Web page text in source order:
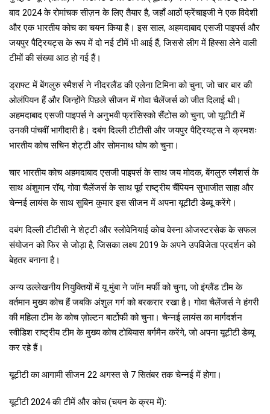
बाद 2024 के रोमांचक सीज़न के लिए तैयार है, जहाँ आठों फ्रेंचाइजी ने एक विदेशी
और एक भारतीय कोच का चयन किया है। इस साल, अहमदाबाद एसजी पाइपर्स और
जयपुर पैट्रियट्स के रूप में दो नई टीमें भी आई हैं, जिससे लीग में हिस्सा लेने वाली
टीमों की संख्या आठ हो गई हैं।
ड्राफ्ट में बेंगलुरु स्मैशर्स ने नीदरलैंड की एलेना टिमिना को चुना, जो चार बार की
ओलंपियन हैं और जिन्होंने पिछले सीजन में गोवा चैलेंजर्स को जीत दिलाई थी।
अहमदाबाद एसजी पाइपर्स ने अनुभवी फ्रांसिस्को सैंटोस को चुना, जो यूटीटी में
उनकी पांचवीं भागीदारी है। दबंग दिल्ली टीटीसी और जयपुर पैट्रियट्स ने क्रमशः
भारतीय कोच सचिन शेट्टी और सोमनाथ घोष को चुना।
चार भारतीय कोच अहमदाबाद एसजी पाइपर्स के साथ जय मोदक, बेंगलुरु स्मैशर्स के
साथ अंशुमान रॉय, गोवा चैलेंजर्स के साथ पूर्व राष्ट्रीय चैंपियन सुभाजीत साहा और
चेन्नई लायंस के साथ सुबिन कुमार इस सीजन में अपना यूटीटी डेब्यू करेंगे।
दबंग दिल्ली टीटीसी ने शेट्टी और स्लोवेनियाई कोच वेस्ना ओजस्टरसेक के सफल
संयोजन को फिर से जोड़ा है, जिसका लक्ष्य 2019 के अपने उपविजेता प्रदर्शन को
बेहतर बनाना है।
अन्य उल्लेखनीय नियुक्तियों में यू मुंबा ने जॉन मर्फी को चुना, जो इंग्लैंड टीम के
वर्तमान मुख्य कोच हैं जबकि अंशुल गर्ग को बरकरार रखा है। गोवा चैलेंजर्स ने हंगरी
की महिला टीम के कोच ज़ोल्टन बार्टोफी को चुना। चेन्नई लायंस का मार्गदर्शन
स्वीडिश राष्ट्रीय टीम के मुख्य कोच टोबियास बर्गमैन करेंगे, जो अपना यूटीटी डेब्यू
कर रहे हैं।
यूटीटी का आगामी सीजन 22 अगस्त से 7 सितंबर तक चेन्नई में होगा।
यूटीटी 2024 की टीमें और कोच (चयन के क्रम में):